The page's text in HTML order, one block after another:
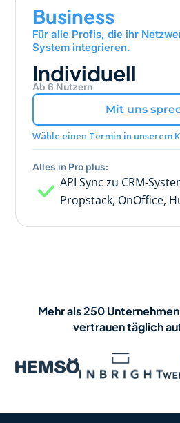
Business
Für alle Profis, die ihr
System integrieren.
Individuell
Ab 6 Nutzern
Mit uns
Wähle einen Termin in unserem
Alles in Pro plus:
API Sync zu CRM-
Propstack, OnOffice,
Mehr als 250
vertrauen täglich